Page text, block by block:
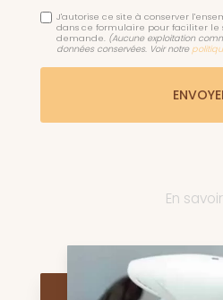
J'autorise ce site à conserver
dans ce formulaire pour faciliter
demande. (Aucune exploitation
données conservées. Voir notre
En